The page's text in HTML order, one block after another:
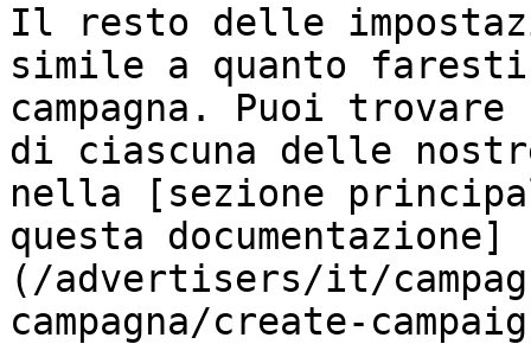
Il resto delle
simile a quanto
campagna. Puoi
di ciascuna delle
nella [sezione
questa documentazione]
(/advertisers/it/
campagna/create-